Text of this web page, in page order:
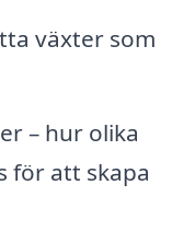
växter som
– hur olika
för att skapa